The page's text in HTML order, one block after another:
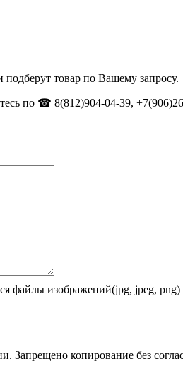
товар по Вашему запросу.
по ☎ 8(812)904-04-39,
файлы изображений(jpg, jpeg,
Запрещено копирование без